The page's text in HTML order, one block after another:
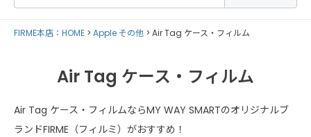
FIRME本店：HOME Apple その他 Air Tag ケース・フィルム
Air Tag ケース・フィルム
Air Tag ケース・フィルムならMY WAY SMARTのオリジナルブ
ランドFIRME（フィルミ）がおすすめ！